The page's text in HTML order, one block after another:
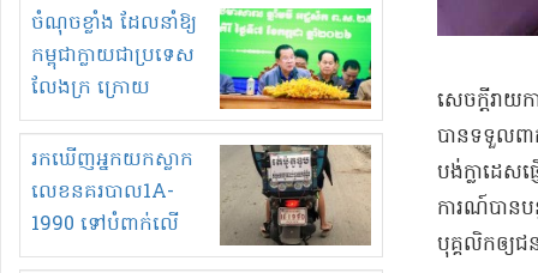
ចំណុចខ្លាំង ដែលនាំឱ្យ
កម្ពុជាក្លាយជាប្រទេស
លែងក្រ ក្រោយ
ឆ្នាំ២០៣០
រកឃើញអ្នកយកស្លាក
លេខនគរបាល1A-
1990 ទៅបំពាក់លើ
ម៉ូតូរបស់ខ្លួន ដាកផ្លាក
សេចក្តីរាយ
បានទទួល​ពា
បង់​ក្លា​ដេ​ស​
ការណ៍​បាន​ប
បុគ្គលិក​ឲ្យ​